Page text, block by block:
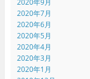
2020年9月
2020年7月
2020年6月
2020年5月
2020年4月
2020年3月
2020年1月